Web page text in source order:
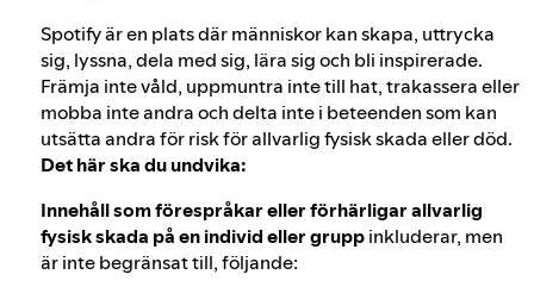
Spotify är en plats där människor kan skapa, uttrycka
sig, lyssna, dela med sig, lära sig och bli inspirerade.
Främja inte våld, uppmuntra inte till hat, trakassera eller
mobba inte andra och delta inte i beteenden som kan
utsätta andra för risk för allvarlig fysisk skada eller död.
Det här ska du undvika:
Innehåll som förespråkar eller förhärligar allvarlig
fysisk skada på en individ eller gruppinkluderar, men
är inte begränsat till, följande: